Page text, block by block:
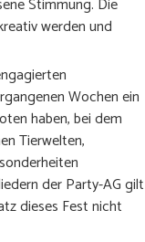
werden und
Wochen ein
haben, bei dem
Tierwelten,
der Party-AG gilt
dieses Fest nicht